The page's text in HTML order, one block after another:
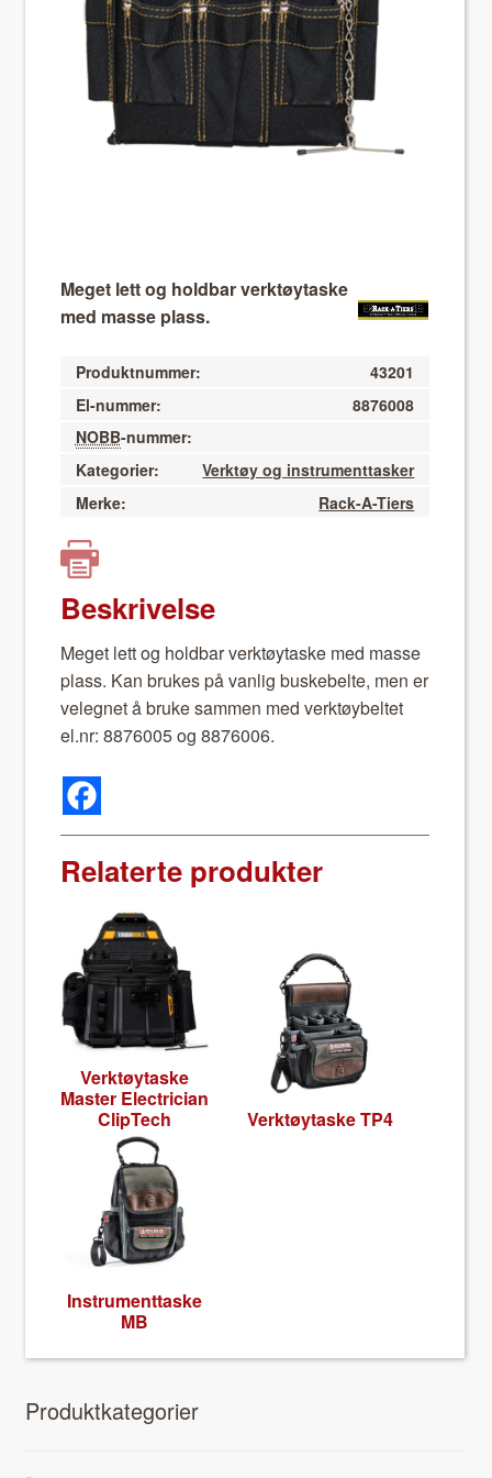
About VIX
Meget lett og holdbar verktøytaske
med masse plass.
Produktnummer:
43201
El-nummer:
8876008
NOBB-nummer:
Kategorier:
Verktøy og instrumenttasker
Merke:
Rack-A-Tiers
Beskrivelse
Meget lett og hold­bar verk­tøy­taske med masse
plass. Kan brukes på van­lig buske­belte, men er
veleg­net å bruke sam­men med verk­tøy­bel­tet
el.nr: 8876005 og 8876006.
Relaterte produkter
Verk­tøy­taske
Mas­ter Elec­tri­cian
ClipTech
Verk­tøy­taske TP4
Instru­ment­taske
MB
Pro­duk­tkat­e­gori­er